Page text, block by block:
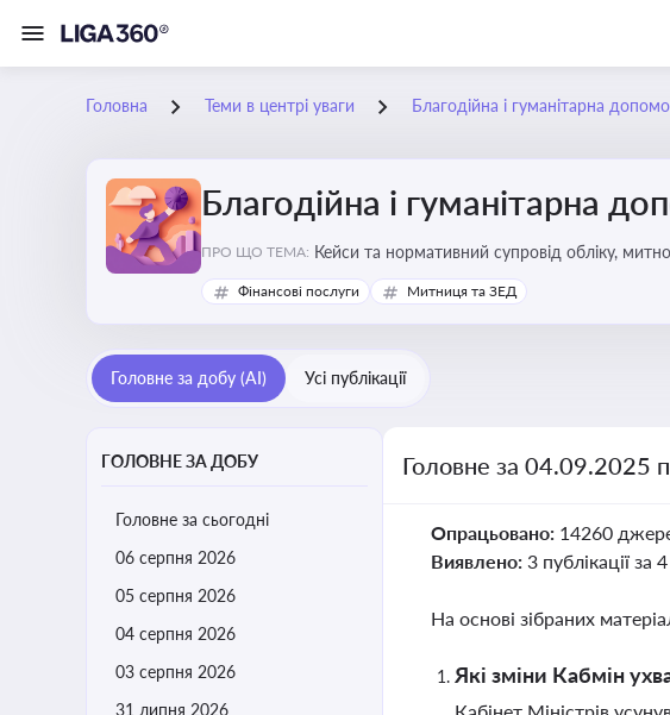
Головна Теми в центрі уваги Благодійна і гуманітарна
Благодійна і гуманітарна
ПРО ЩО ТЕМА: Кейси та нормативний супровід обліку,
Фінансові послуги Митниця та ЗЕД
Головне за добу (AI) Усі публікації
ГОЛОВНЕ ЗА ДОБУ
Головне за сьогодні
06 серпня 2026
05 серпня 2026
04 серпня 2026
03 серпня 2026
31 липня 2026
Головне за 04.09.2025
Опрацьовано: 14260
Виявлено: 3 публікації за
На основі зібраних
Які зміни Кабмін